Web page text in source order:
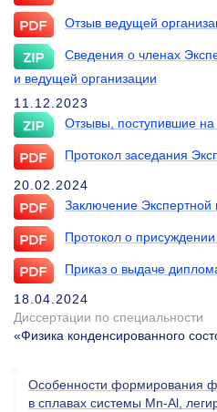
Отзыв ведущей
Сведения о членах
и ведущей организации
11.12.2023
Отзывы, поступившие на
Протокол заседания
20.02.2024
Заключение Экспертной
Протокол о присуждении
Приказ о выдаче
18.04.2024
Диссертации по специальности
«Физика конденсированного
Особенности формирования
в сплавах системы Mn-Al,